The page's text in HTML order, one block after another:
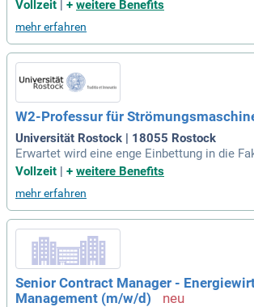
ezialisiert auf die Reparatur von
eltweiten Reise- und
Vollzeit
+ weitere Benefits
mehr erfahren
W2-Professur für
Universität Rostock | 18055 Rostock
Erwartet wird eine enge Einbettung in die
dere durch Anknüpfungspunkte an
k, Strömungsmechanik, Energietechnik,
Mikrofluidik und Biomechanik
Vollzeit | + weitere Benefits
mehr erfahren
Senior Contract Manager -
Management (m/w/d)